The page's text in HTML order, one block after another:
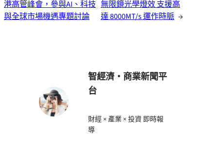
港高管峰會，參與AI、科技
與全球市場機遇專題討論
無限鏡光學燈效 支援高
達 8000MT/s 運作時脈 →
智經濟・商業新聞平
台
財經 × 產業 × 投資 即時報
導